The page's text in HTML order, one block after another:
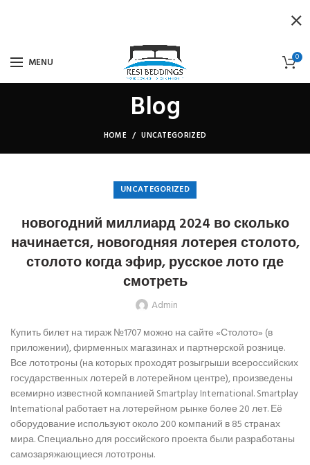
MENU 0
Blog
HOME UNCATEGORIZED
UNCATEGORIZED
новогодний миллиард 2024 во сколько
начинается, новогодняя лотерея столото,
столото когда эфир, русское лото где
смотреть
Admin
Купить билет на тираж №1707 можно на сайте «Столото» (в
приложении), фирменных магазинах и партнерской рознице.
Все лототроны (на которых проходят розыгрыши всероссийских
государственных лотерей в лотерейном центре), произведены
всемирно известной компанией Smartplay International. Smartplay
International работает на лотерейном рынке более 20 лет. Её
оборудование используют около 200 компаний в 85 странах
мира.Специально для российского проекта были разработаны
самозаряжающиеся лототроны.